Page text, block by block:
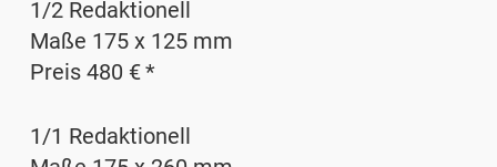
1/2 Redaktionell
Maße 175 x 125 mm
Preis 480 € *
1/1 Redaktionell